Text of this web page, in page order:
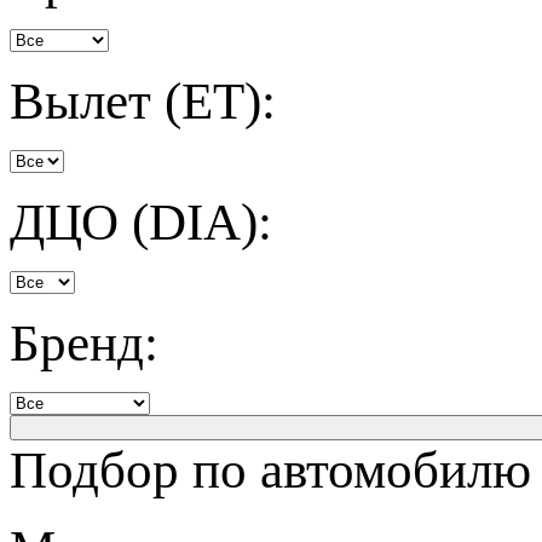
Вылет (ET):
ДЦО (DIA):
Бренд:
Подбор по автомобилю